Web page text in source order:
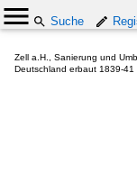
Suche
Zell a.H., Sanierung und
Deutschland erbaut 1839-41